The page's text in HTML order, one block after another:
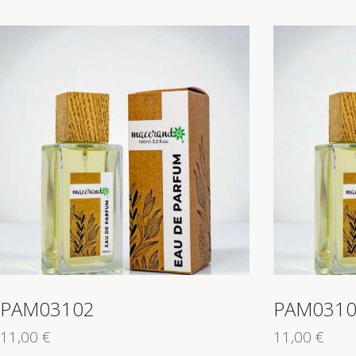
PAM03102
11,00 € 11,00 €